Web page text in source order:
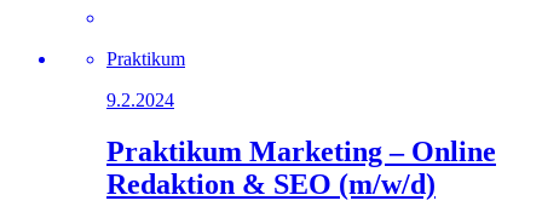
Praktikum
9.2.2024
Praktikum Marketing – Online
Redaktion & SEO (m/w/d)